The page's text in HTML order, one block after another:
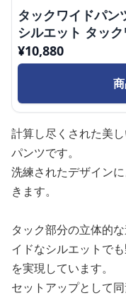
タックワイドパン
シルエット タッ
¥10,880
計算し尽くされた美
パンツです。
洗練されたデザイン
きます。
タック部分の立体的
イドなシルエットで
を実現しています。
セットアップとして